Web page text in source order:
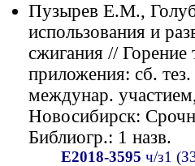
Пузырев Е.М.,
использования и
сжигания // Горение
приложения: сб.
междунар.
Новосибирск:
Библиогр.: 1 назв.
Е2018-3595 ч/з1